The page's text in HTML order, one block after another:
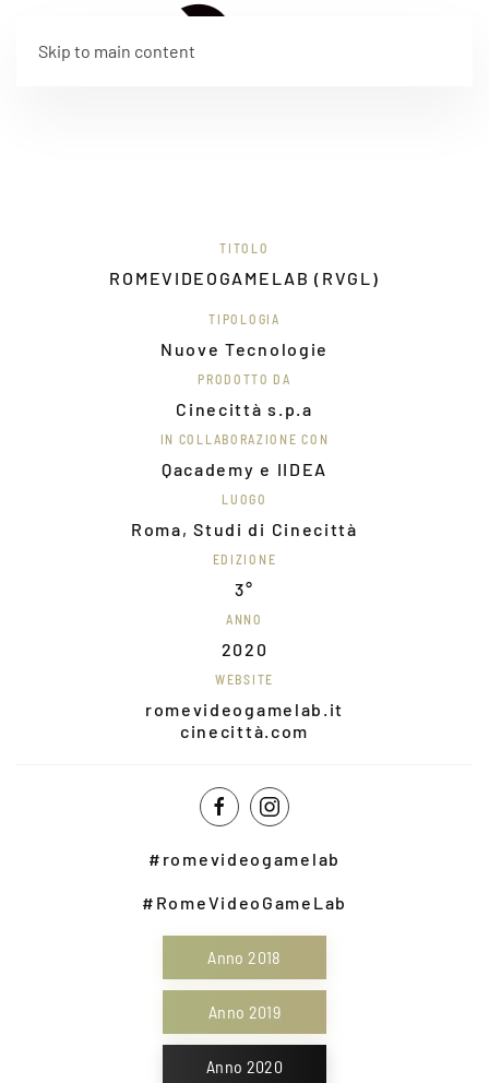
Skip to main content
TITOLO
ROMEVIDEOGAMELAB (RVGL)
TIPOLOGIA
Nuove Tecnologie
PRODOTTO DA
Cinecittà s.p.a
IN COLLABORAZIONE CON
Qacademy e IIDEA
LUOGO
Roma, Studi di Cinecittà
EDIZIONE
3°
ANNO
2020
WEBSITE
romevideogamelab.it
cinecittà.com
#romevideogamelab
#RomeVideoGameLab
Anno 2018
Anno 2019
Anno 2020